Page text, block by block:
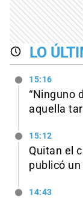
LO
15:16
“Ninguno
aquella
15:12
Quitan el
publicó
14:43